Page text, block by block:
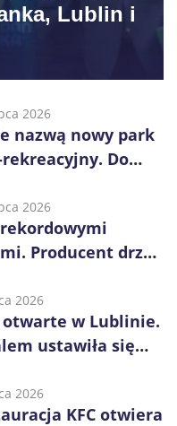
Lublin i
2026
nazwą nowy park
Do
2026
rekordowymi
Producent drzwi
2026
otwarte w Lublinie.
ustawiła się
2026
KFC otwiera